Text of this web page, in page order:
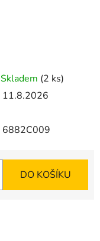
Skladem (2 ks)
11.8.2026
6882C009
DO KOŠÍKU